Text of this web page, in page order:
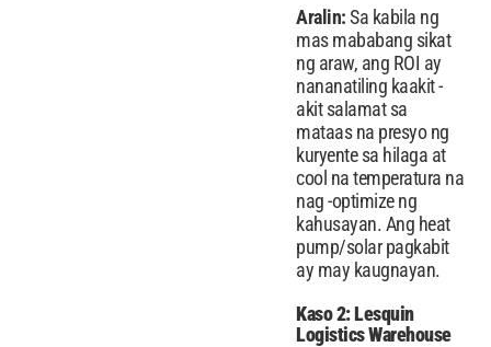
Aralin:Sa kabila ng
mas mababang sikat
ng araw, ang ROI ay
nananatiling kaakit -
akit salamat sa
mataas na presyo ng
kuryente sa hilaga at
cool na temperatura na
nag -optimize ng
kahusayan. Ang heat
pump/solar pagkabit
ay may kaugnayan.
Kaso 2: Lesquin
Logistics Warehouse